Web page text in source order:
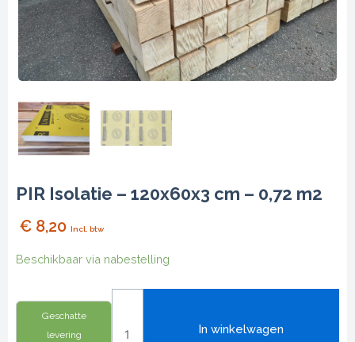
PIR Isolatie – 120x60x3 cm – 0,72 m2
€ 8,20 Incl. btw
Beschikbaar via nabestelling
Geschatte
levering
PIR
cm
In winkelwagen